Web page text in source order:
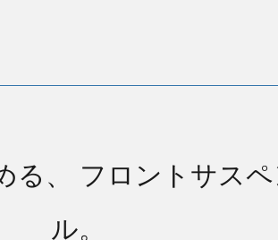
、
フロントサス
ル。